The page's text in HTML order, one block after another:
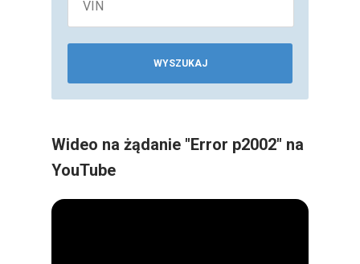
WYSZUKAJ
Wideo na żądanie "Error p2002" na
YouTube